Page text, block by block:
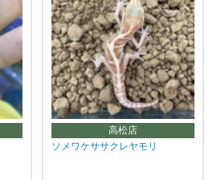
高松店
ソメワケササクレヤモリ